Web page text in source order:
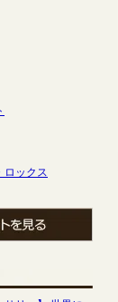
ロックス